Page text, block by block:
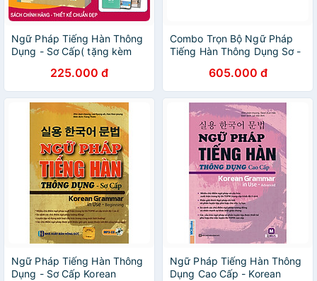
Ngữ Pháp Tiếng Hàn Thông
Dụng - Sơ Cấp( tặng kèm
225.000 đ
Combo Trọn Bộ Ngữ Pháp
Tiếng Hàn Thông Dụng Sơ -
Học Tiếng Hàn Cho Người
Mới Bắt Đầu)
605.000 đ
Ngữ Pháp Tiếng Hàn Thông
Dụng - Sơ Cấp Korean
Ngữ Pháp Tiếng Hàn Thông
Dụng Cao Cấp - Korean